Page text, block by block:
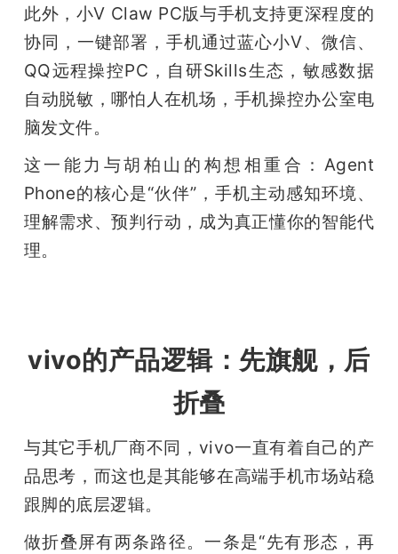
此外，小V Claw PC版与手机支持更深程度的
协同，一键部署，手机通过蓝心小V、微信、
QQ远程操控PC，自研Skills生态，敏感数据
自动脱敏，哪怕人在机场，手机操控办公室电
脑发文件。
这一能力与胡柏山的构想相重合：Agent
Phone的核心是“伙伴”，手机主动感知环境、
理解需求、预判行动，成为真正懂你的智能代
理。
vivo的产品逻辑：先旗舰，后
折叠
与其它手机厂商不同，vivo一直有着自己的产
品思考，而这也是其能够在高端手机市场站稳
跟脚的底层逻辑。
做折叠屏有两条路径。一条是“先有形态，再